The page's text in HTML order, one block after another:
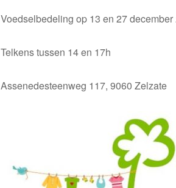
Voedselbedeling op 13 en 27
Telkens tussen 14 en 17h
Assenedesteenweg 117, 9060 Zelzate